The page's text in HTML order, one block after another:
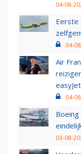
04-08-
Eerste
04-
Air
easyJet
04-
03-08-